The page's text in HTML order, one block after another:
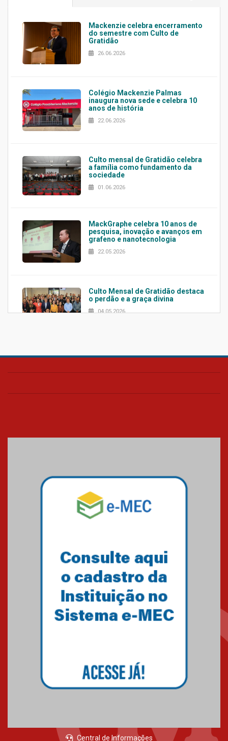
Mackenzie celebra encerramento
do semestre com Culto de
Gratidão
26.06.2026
Colégio Mackenzie Palmas
inaugura nova sede e celebra 10
anos de história
22.06.2026
Culto mensal de Gratidão celebra
a família como fundamento da
sociedade
01.06.2026
MackGraphe celebra 10 anos de
pesquisa, inovação e avanços em
grafeno e nanotecnologia
22.05.2026
Culto Mensal de Gratidão destaca
o perdão e a graça divina
04.05.2026
Confira como foi o culto mensal
Mackenzie mobiliza campanha
solidária para apoiar famílias em
Minas Gerais
Primeiro culto do ano ressalta o
27.02.2026
Central de Informações